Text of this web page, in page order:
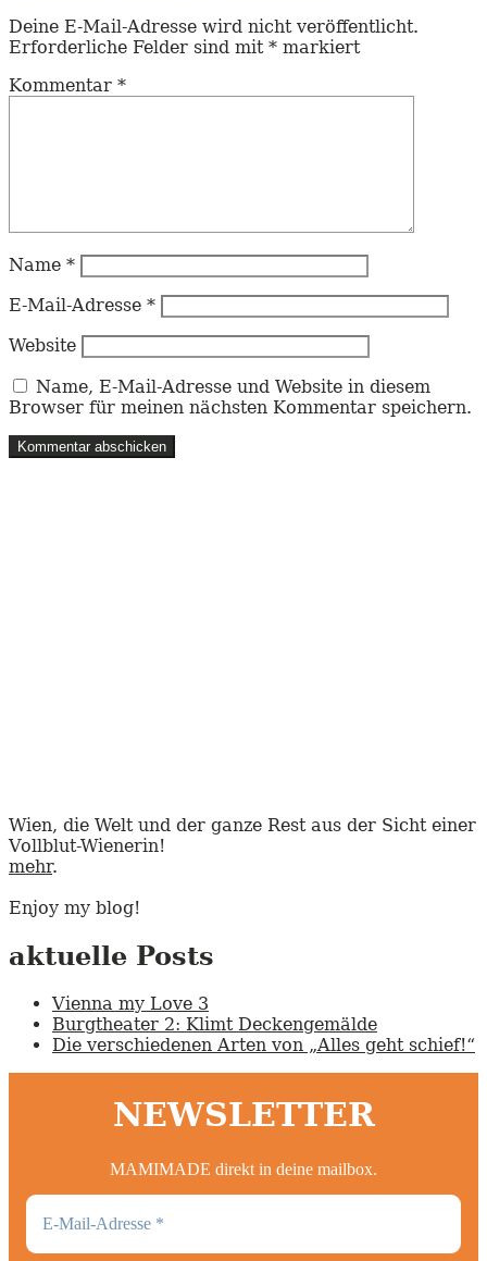
Deine E-Mail-Adresse wird nicht veröffentlicht.
Erforderliche Felder sind mit * markiert
Kommentar *
Name *
E-Mail-Adresse *
Website
Name, E-Mail-Adresse und Website in diesem
Browser für meinen nächsten Kommentar speichern.
Wien, die Welt und der ganze Rest aus der Sicht einer
Vollblut-Wienerin!
mehr.
Enjoy my blog!
aktuelle Posts
Vienna my Love 3
Burgtheater 2: Klimt Deckengemälde
Die verschiedenen Arten von „Alles geht schief!“
NEWSLETTER
MAMIMADE direkt in deine mailbox.